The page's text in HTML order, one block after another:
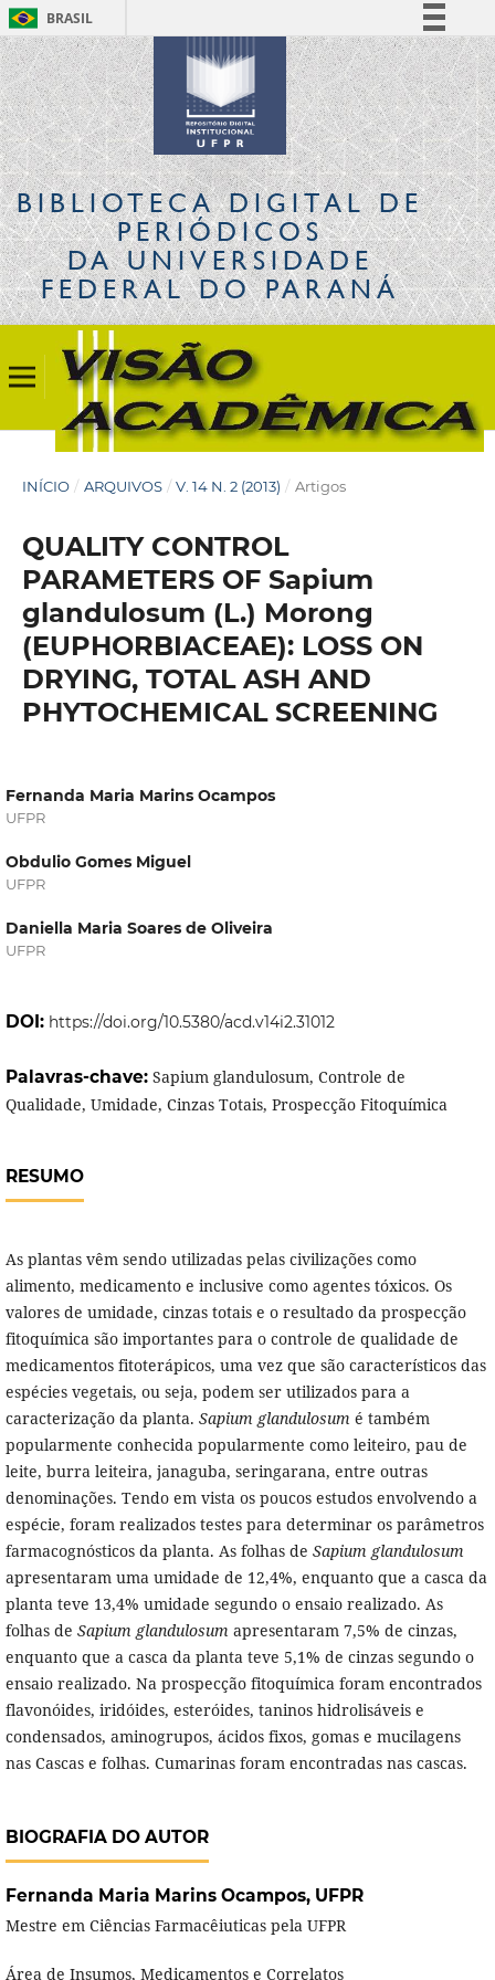
BRASIL
Simplifique!
Comunica BR
Participe
Acesso à informação
Legislação
Canais
BIBLIOTECA DIGITALDE
PERIÓDICOS
DA UNIVERSIDADE
FEDERAL DO PARANÁ
INÍCIO / ARQUIVOS / V. 14 N. 2 (2013) / Artigos
QUALITY CONTROL
PARAMETERS OF Sapium
glandulosum (L.) Morong
(EUPHORBIACEAE): LOSS ON
DRYING, TOTAL ASH AND
PHYTOCHEMICAL SCREENING
Fernanda Maria Marins Ocampos
UFPR
Obdulio Gomes Miguel
UFPR
Daniella Maria Soares de Oliveira
UFPR
DOI: https://doi.org/10.5380/acd.v14i2.31012
Palavras-chave: Sapium glandulosum, Controle de
Qualidade, Umidade, Cinzas Totais, Prospecção Fitoquímica
RESUMO
As plantas vêm sendo utilizadas pelas civilizações como
alimento, medicamento e inclusive como agentes tóxicos. Os
valores de umidade, cinzas totais e o resultado da prospecção
fitoquímica são importantes para o controle de qualidade de
medicamentos fitoterápicos, uma vez que são característicos das
espécies vegetais, ou seja, podem ser utilizados para a
caracterização da planta. Sapium glandulosum é também
popularmente conhecida popularmente como leiteiro, pau de
leite, burra leiteira, janaguba, seringarana, entre outras
denominações. Tendo em vista os poucos estudos envolvendo a
espécie, foram realizados testes para determinar os parâmetros
farmacognósticos da planta. As folhas de Sapium glandulosum
apresentaram uma umidade de 12,4%, enquanto que a casca da
planta teve 13,4% umidade segundo o ensaio realizado. As
folhas de Sapium glandulosum apresentaram 7,5% de cinzas,
enquanto que a casca da planta teve 5,1% de cinzas segundo o
ensaio realizado. Na prospecção fitoquímica foram encontrados
flavonóides, iridóides, esteróides, taninos hidrolisáveis e
condensados, aminogrupos, ácidos fixos, gomas e mucilagens
nas Cascas e folhas. Cumarinas foram encontradas nas cascas.
BIOGRAFIA DO AUTOR
Fernanda Maria Marins Ocampos, UFPR
Mestre em Ciências Farmacêiuticas pela UFPR
Área de Insumos, Medicamentos e Correlatos